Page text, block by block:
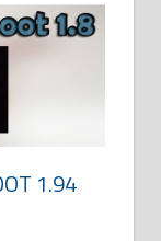
1.94